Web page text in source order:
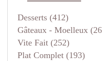
Desserts (412)
Gâteaux - Moelleux
Vite Fait (252)
Plat Complet (193)